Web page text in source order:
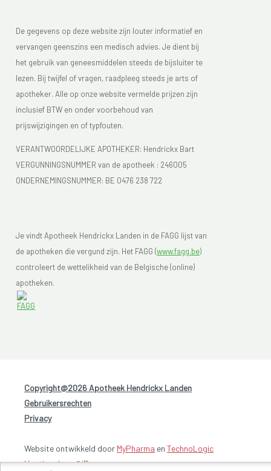
De gegevens op deze website zijn louter informatief en
vervangen geenszins een medisch advies. Je dient bij
het gebruik van geneesmiddelen steeds de bijsluiter te
lezen. Bij twijfel of vragen, raadpleeg steeds je arts of
apotheker. Alle op onze website vermelde prijzen zijn
inclusief BTW en onder voorbehoud van
prijswijzigingen en of typfouten.
VERANTWOORDELIJKE APOTHEKER: Hendrickx Bart
VERGUNNINGSNUMMER van de apotheek : 246005
ONDERNEMINGSNUMMER: BE 0476 238 722
Je vindt Apotheek Hendrickx Landen in de FAGG lijst van
de apotheken die vergund zijn. Het FAGG (www.fagg.be)
controleert de wettelikheid van de Belgische (online)
apotheken.
Copyright@2026 Apotheek Hendrickx Landen
Gebruikersrechten
Privacy
Website ontwikkeld door MyPharma en TechnoLogic
Hosting door @iPower